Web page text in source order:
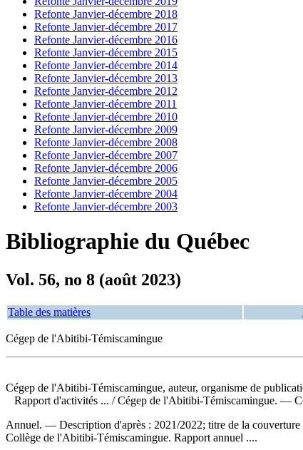
Refonte Janvier-décembre 2018
Refonte Janvier-décembre 2017
Refonte Janvier-décembre 2016
Refonte Janvier-décembre 2015
Refonte Janvier-décembre 2014
Refonte Janvier-décembre 2013
Refonte Janvier-décembre 2012
Refonte Janvier-décembre 2011
Refonte Janvier-décembre 2010
Refonte Janvier-décembre 2009
Refonte Janvier-décembre 2008
Refonte Janvier-décembre 2007
Refonte Janvier-décembre 2006
Refonte Janvier-décembre 2005
Refonte Janvier-décembre 2004
Refonte Janvier-décembre 2003
Bibliographie du Québec
Vol. 56, no 8 (août 2023)
Table des matières
Cégep de l'Abitibi-Témiscamingue
Cégep de l'Abitibi-Témiscamingue, auteur, organisme de
Rapport d'activités ... / Cégep de l'Abitibi-Témiscamingue. —
Annuel. — Description d'après : 2021/2022; titre de la
Collège de l'Abitibi-Témiscamingue. Rapport annuel ....